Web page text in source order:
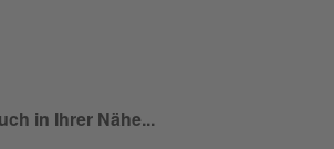
in Ihrer Nähe...